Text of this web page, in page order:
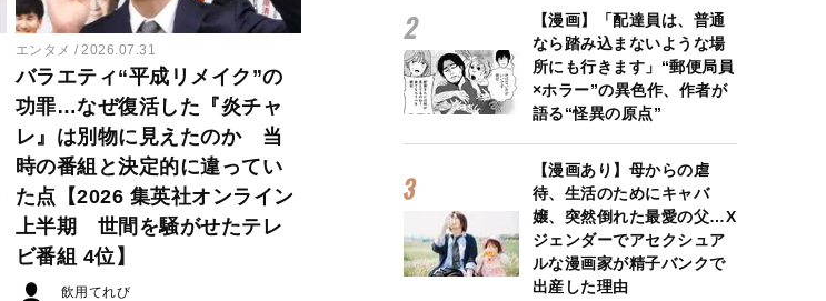
エンタメ 2026.07.31
バラエティ“平成リメイク”の
功罪…なぜ復活した『炎チャ
レ』は別物に見えたのか 当
時の番組と決定的に違ってい
た点【2026 集英社オンライン
上半期 世間を騒がせたテレ
ビ番組 4位】
飲用てれび
【漫画】「配達員は、普通
なら踏み込まないような場
所にも行きます」“郵便局員
×ホラー”の異色作、作者が
語る“怪異の原点”
【漫画あり】母からの虐
待、生活のためにキャバ
嬢、突然倒れた最愛の父…X
ジェンダーでアセクシュア
ルな漫画家が精子バンクで
出産した理由